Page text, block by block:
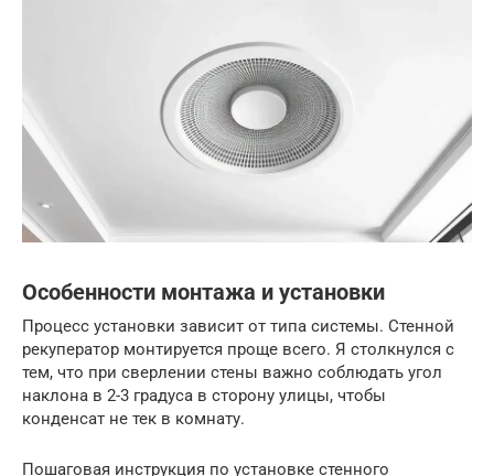
Особенности монтажа и установки
Процесс установки зависит от типа системы. Стенной
рекуператор монтируется проще всего. Я столкнулся с
тем, что при сверлении стены важно соблюдать угол
наклона в 2-3 градуса в сторону улицы, чтобы
конденсат не тек в комнату.
Пошаговая инструкция по установке стенного